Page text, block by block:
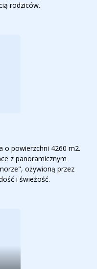
rodziców.
o powierzchni 4260 m2.
z panoramicznym
ożywioną przez
i świeżość.